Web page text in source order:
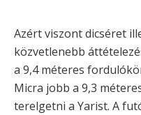
Azért viszont dicséret
közvetlenebb
a 9,4 méteres
Micra jobb a 9,3
terelgetni a Yarist. A